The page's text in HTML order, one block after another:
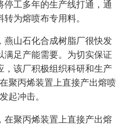
停工多年的生产线打通，通
为熔喷布专用料。
燕山石化合成树脂厂很快发
满足产能需要。为切实保证
，该厂积极组织科研和生产
聚丙烯装置上直接产出熔喷
起冲击。
在聚丙烯装置上直接产出熔